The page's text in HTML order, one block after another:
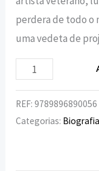
perdera de todo o
uma vedeta de
REF:9789896890056
Categorias: Biografia